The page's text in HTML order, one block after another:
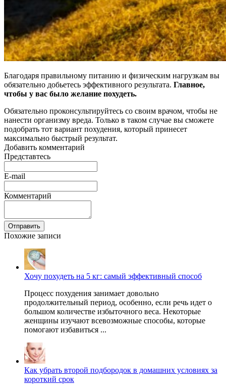
Благодаря правильному питанию и физическим нагрузкам вы
обязательно добьетесь эффективного результата. Главное,
чтобы у вас было желание похудеть.
Обязательно проконсультируйтесь со своим врачом, чтобы не
нанести организму вреда. Только в таком случае вы сможете
подобрать тот вариант похудения, который принесет
максимально быстрый результат.
Добавить комментарий
Представтесь
E-mail
Комментарий
Отправить
Похожие записи
Хочу похудеть на 5 кг: самый эффективный способ
Процесс похудения занимает довольно
продолжительный период, особенно, если речь идет о
большом количестве избыточного веса. Некоторые
женщины изучают всевозможные способы, которые
помогают избавиться ...
Как убрать второй подбородок в домашних условиях за
короткий срок